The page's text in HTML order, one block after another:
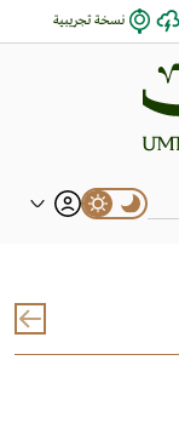
نسخة تجريبية